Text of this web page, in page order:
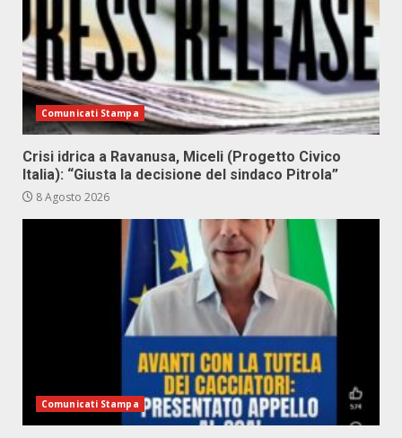
Comunicati Stampa
Crisi idrica a Ravanusa, Miceli (Progetto Civico
Italia): “Giusta la decisione del sindaco Pitrola”
8 Agosto 2026
Comunicati Stampa